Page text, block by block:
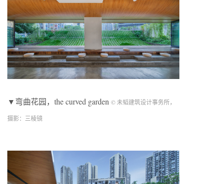
▼弯曲花园，the curved garden © 未韬建筑设计事务所，
摄影：三棱镜